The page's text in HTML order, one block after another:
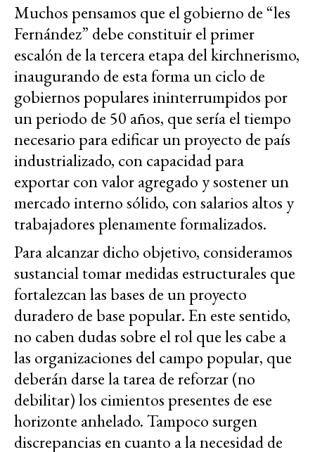
Muchos pensamos que el gobierno de “les
Fernández” debe constituir el primer
escalón de la tercera etapa del kirchnerismo,
inaugurando de esta forma un ciclo de
gobiernos populares ininterrumpidos por
un periodo de 50 años, que sería el tiempo
necesario para edificar un proyecto de país
industrializado, con capacidad para
exportar con valor agregado y sostener un
mercado interno sólido, con salarios altos y
trabajadores plenamente formalizados.
Para alcanzar dicho objetivo, consideramos
sustancial tomar medidas estructurales que
fortalezcan las bases de un proyecto
duradero de base popular. En este sentido,
no caben dudas sobre el rol que les cabe a
las organizaciones del campo popular, que
deberán darse la tarea de reforzar (no
debilitar) los cimientos presentes de ese
horizonte anhelado. Tampoco surgen
discrepancias en cuanto a la necesidad de